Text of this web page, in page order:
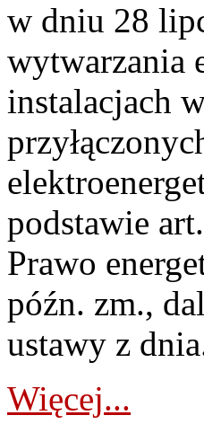
w dniu 28
wytwarzania
instalacjach
podstawie
Prawo
późn. zm.,
ustawy z
Więcej...